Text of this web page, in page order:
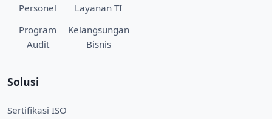
Personel
Program
Audit
Layanan TI
Kelangsungan
Bisnis
Solusi
Sertifikasi ISO